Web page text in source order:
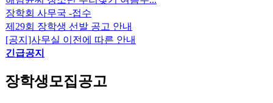
장학회 사무국 -접수
제29회 장학생 선발 공고 안내
[공지]사무실 이전에 따른 안내
긴급공지
장학생모집공고